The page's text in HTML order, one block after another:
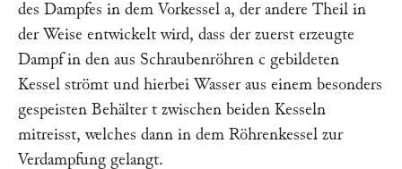
des Dampfes in dem Vorkessel a, der andere Theil in
der Weise entwickelt wird, dass der zuerst erzeugte
Dampf in den aus Schraubenröhren c gebildeten
Kessel strömt und hierbei Wasser aus einem besonders
gespeisten Behälter t zwischen beiden Kesseln
mitreisst, welches dann in dem Röhrenkessel zur
Verdampfung gelangt.